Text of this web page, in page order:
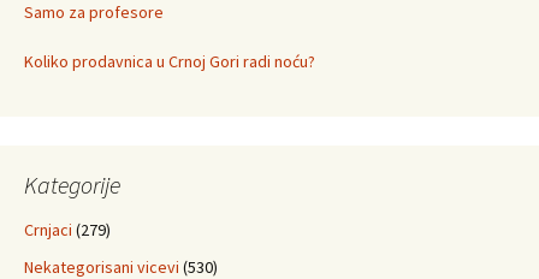
Samo za profesore
Koliko prodavnica u Crnoj Gori radi noću?
Kategorije
Crnjaci (279)
Nekategorisani vicevi (530)